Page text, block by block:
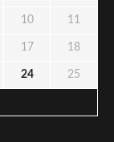
10 11
17 18
24 25